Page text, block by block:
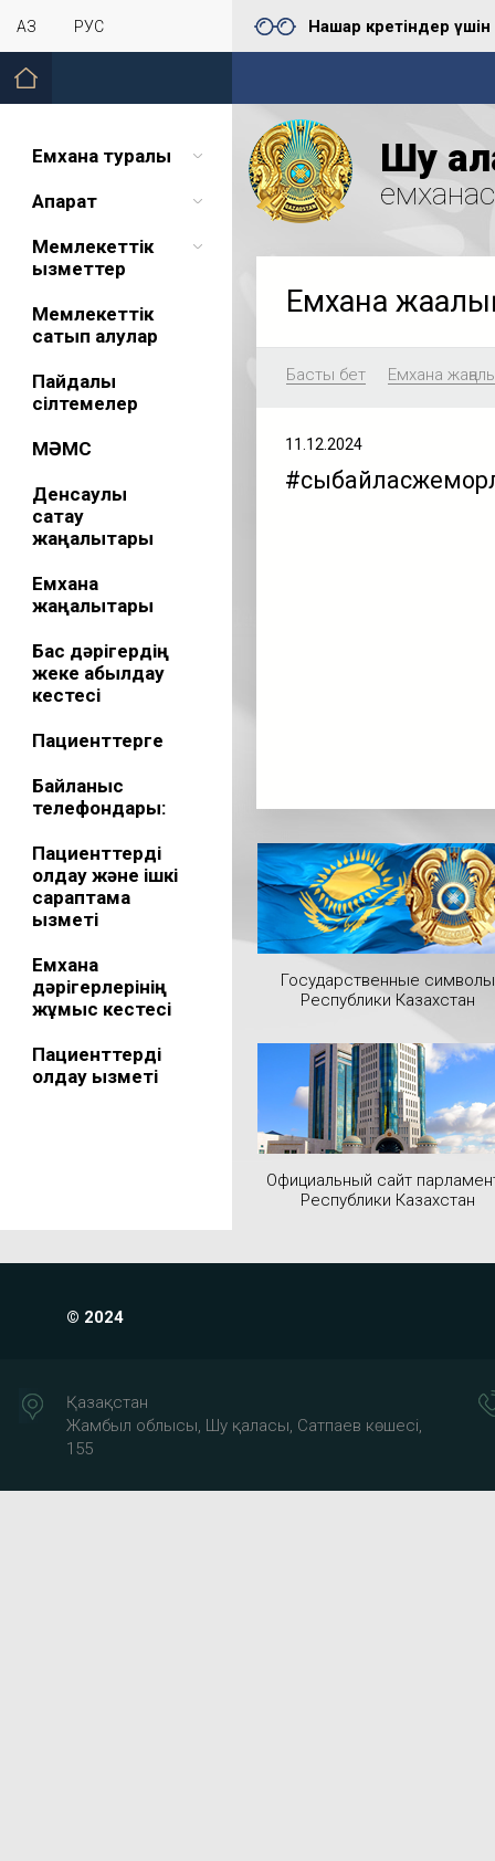
ҚАЗ РУС Нашар көретіндер үшін
Емхана туралы
Ақпарат
Мемлекеттік
қызметтер
Мемлекеттік
сатып алулар
Пайдалы
сілтемелер
МӘМС
Денсаулық
сақтау
жаңалықтары
Емхана
жаңалықтары
Бас дәрігердің
жеке қабылдау
кестесі
Пациенттерге
Байланыс
телефондары:
Пациенттерді
қолдау және ішкі
сараптама
қызметі
Емхана
дәрігерлерінің
жұмыс кестесі
Пациенттерді
қолдау қызметі
Шу
Емхана
Басты бет Емхана
11.12.2024
Государственные символы
Республики Казахстан
Официальный сайт
Республики Казахстан
© 2024
Қазақстан
Жамбыл облысы, Шу қаласы, Сатпаев көшесі,
155